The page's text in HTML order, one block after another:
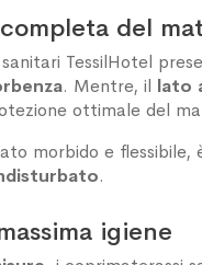
del
TessilHotel
. Mentre, il lato
ottimale del
morbido e flessibile,
.
igiene